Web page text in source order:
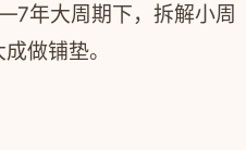
年大周期下，拆解小周
做铺垫。